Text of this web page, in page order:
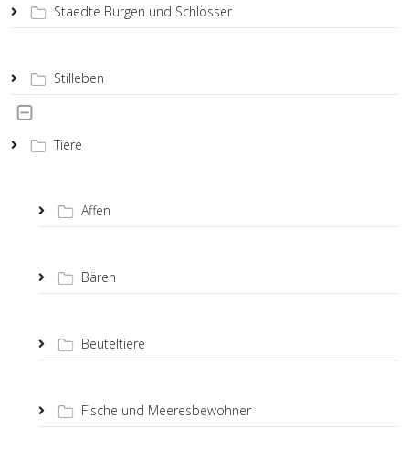
Staedte Burgen und Schlösser
Stilleben
Tiere
Affen
Bären
Beuteltiere
Fische und Meeresbewohner